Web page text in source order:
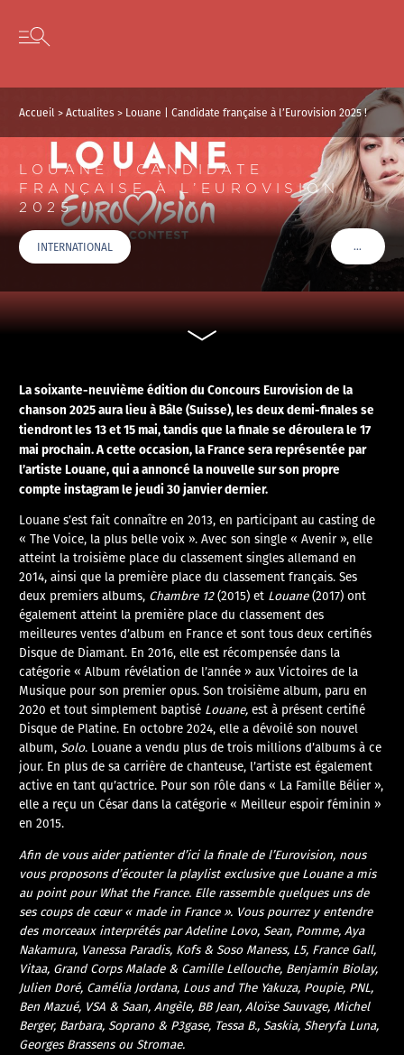
Skip to content
Open secondary menu
Accueil >Actualites > Louane | Candidate française à l’Eurovision 2025 !
LOUANE | CANDIDATE
FRANÇAISE À L’EUROVISION
2025 !
INTERNATIONAL …VOIR
La soixante-neuvième édition du Concours Eurovision de la
chanson 2025 aura lieu à Bâle (Suisse), les deux demi-finales se
tiendront les 13 et 15 mai, tandis que la finale se déroulera le 17
mai prochain. A cette occasion, la France sera représentée par
l’artisteLouane, qui a annoncé la nouvelle sur son propre
compte instagram le jeudi 30 janvier dernier.
Louane s’est fait connaître en 2013, en participant au casting de
« The Voice, la plus belle voix ». Avec son single « Avenir », elle
atteint la troisième place du classement singles allemand en
2014, ainsi que la première place du classement français. Ses
deux premiers albums, Chambre 12(2015) et Louane (2017) ont
également atteint la première place du classement des
meilleures ventes d’album en France et sont tous deux certifiés
Disque de Diamant. En 2016, elle est récompensée dans la
catégorie « Album révélation de l’année » aux Victoires de la
Musique pour son premier opus. Son troisième album, paru en
2020 et tout simplement baptisé Louane, est à présent certifié
Disque de Platine. En octobre 2024, elle a dévoilé son nouvel
album, Solo. Louane a vendu plus de trois millions d’albums à ce
jour. En plus de sa carrière de chanteuse, l’artiste est également
active en tant qu’actrice. Pour son rôle dans « La Famille Bélier »,
elle a reçu un César dans la catégorie « Meilleur espoir féminin »
en 2015.
Afin de vous aider patienter d’ici la finale de l’Eurovision, nous
vous proposons d’écouter la playlist exclusive que Louanea mis
au point pour What the France. Elle rassemble quelques uns de
ses coups de cœur « made in France ». Vous pourrez y entendre
des morceaux interprétés par Adeline Lovo, Sean, Pomme, Aya
Nakamura, Vanessa Paradis, Kofs & Soso Maness, L5, France Gall,
Vitaa, Grand Corps Malade & Camille Lellouche, Benjamin Biolay,
Julien Doré, Camélia Jordana, Lous and The Yakuza, Poupie, PNL,
Ben Mazué, VSA & Saan, Angèle, BB Jean, Aloïse Sauvage, Michel
Berger, Barbara, Soprano & P3gase, Tessa B., Saskia, Sheryfa Luna,
Georges Brassens ou Stromae.